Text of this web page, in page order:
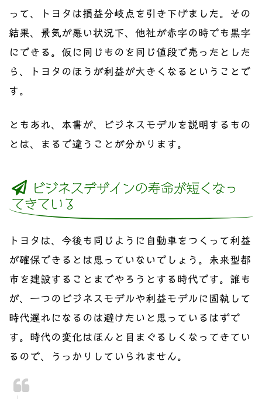
って、トヨタは損益分岐点を引き下げました。その
結果、景気が悪い状況下、他社が赤字の時でも黒字
にできる。仮に同じものを同じ値段で売ったとした
ら、トヨタのほうが利益が大きくなるということで
す。
ともあれ、本書が、ビジネスモデルを説明するもの
とは、まるで違うことが分かります。
ビジネスデザインの寿命が短くなっ
てきている
トヨタは、今後も同じように自動車をつくって利益
が確保できるとは思っていないでしょう。未来型都
市を建設することまでやろうとする時代です。誰も
が、一つのビジネスモデルや利益モデルに固執して
時代遅れになるのは避けたいと思っているはずで
す。時代の変化はほんと目まぐるしくなってきてい
るので、うっかりしていられません。